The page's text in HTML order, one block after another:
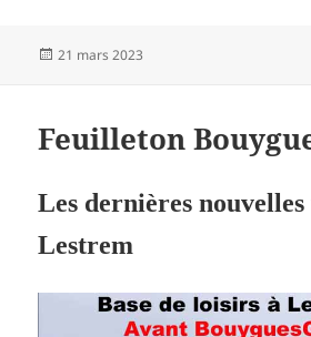
Publié
21 mars 2023
Feuilleton
Les dernières nouvelles
Lestrem